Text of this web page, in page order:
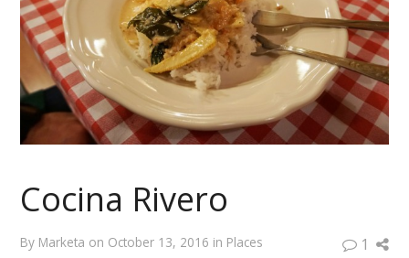
Cocina Rivero
By Marketa on October 13, 2016 in Places
1